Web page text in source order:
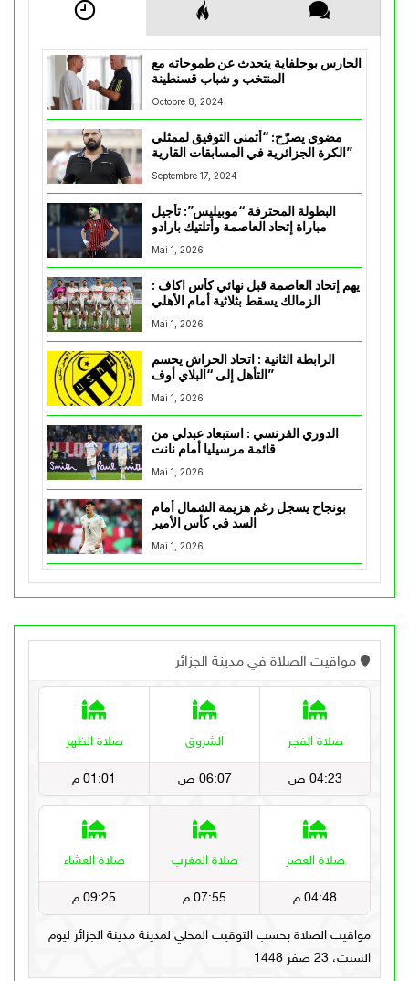
الحارس بوحلفاية يتحدث عن طموحاته مع
المنتخب و شباب قسنطينة
Octobre 8, 2024
مضوي يصرّح: “أتمنى التوفيق لممثلي
الكرة الجزائرية في المسابقات القارية”
Septembre 17, 2024
البطولة المحترفة “موبيليس”: تأجيل
مباراة إتحاد العاصمة وأتلتيك بارادو
Mai 1, 2026
يهم إتحاد العاصمة قبل نهائي كأس اكاف :
Mai 1, 2026
الرابطة الثانية : اتحاد الحراش يحسم
التأهل إلى “البلاي أوف”
Mai 1, 2026
الدوري الفرنسي : استبعاد عبدلي من
قائمة مرسيليا أمام نانت
Mai 1, 2026
بونجاح يسجل رغم هزيمة الشمال أمام
السد في كأس الأمير
Mai 1, 2026